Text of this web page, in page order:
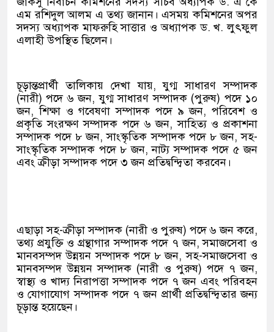
এম রশিদুল আলম এ তথ্য জানান। এসময় কমিশনের অপর
সদস্য অধ্যাপক মাফরুহি সাত্তার ও অধ্যাপক ড. খ. লুৎফুল
এলাহী উপস্থিত ছিলেন।
চূড়ান্তপ্রার্থী তালিকায় দেখা যায়, যুগ্ম সাধারণ সম্পাদক
(নারী) পদে ৬ জন, যুগ্ম সাধারণ সম্পাদক (পুরুষ) পদে ১০
জন, শিক্ষা ও গবেষণা সম্পাদক পদে ৯ জন, পরিবেশ ও
প্রকৃতি সংরক্ষণ সম্পাদক পদে ৬ জন, সাহিত্য ও প্রকাশনা
সম্পাদক পদে ৮ জন, সাংস্কৃতিক সম্পাদক পদে ৮ জন, সহ-
সাংস্কৃতিক সম্পাদক পদে ৮ জন, নাট্য সম্পাদক পদে ৫ জন
এবং ক্রীড়া সম্পাদক পদে ৩ জন প্রতিদ্বন্দ্বিতা করবেন।
এছাড়া সহ-ক্রীড়া সম্পাদক (নারী ও পুরুষ) পদে ৬ জন করে,
তথ্য প্রযুক্তি ও গ্রন্থাগার সম্পাদক পদে ৭ জন, সমাজসেবা ও
মানবসম্পদ উন্নয়ন সম্পাদক পদে ৮ জন, সহ-সমাজসেবা ও
মানবসম্পদ উন্নয়ন সম্পাদক (নারী ও পুরুষ) পদে ৭ জন,
স্বাস্থ্য ও খাদ্য নিরাপত্তা সম্পাদক পদে ৭ জন এবং পরিবহন
ও যোগাযোগ সম্পাদক পদে ৭ জন প্রার্থী প্রতিদ্বন্দ্বিতার জন্য
চূড়ান্ত হয়েছেন।